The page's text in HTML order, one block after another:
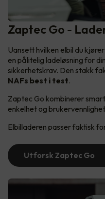
Zaptec Go -
Uansett hvilken elbil du
en pålitelig ladeløsning for
sikkerhetskrav. Den stakk
NAFs best i test.
Zaptec Go kombinerer
enkelhet og
Elbilladeren passer faktisk
Utforsk Zaptec Go